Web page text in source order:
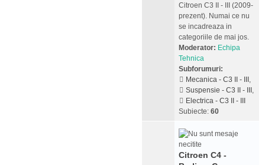
Citroen C3 II - III (2009-
prezent). Numai ce nu
se incadreaza in
categoriile de mai jos.
Moderator: Echipa
Tehnica
Subforumuri:
Mecanica - C3 II - III ,
Suspensie - C3 II - III ,
Electrica - C3 II - III
Subiecte: 60
Citroen C4 -